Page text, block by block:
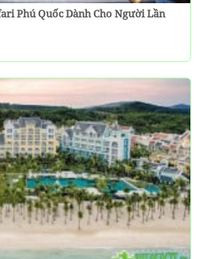
Phú Quốc Dành Cho Người Lần